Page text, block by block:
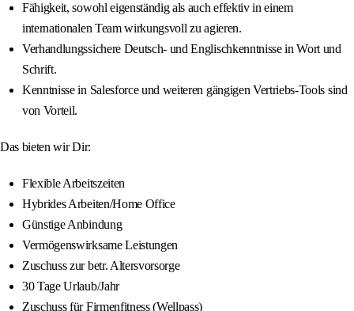
Fähigkeit, sowohl eigenständig als auch effektiv in einem
internationalen Team wirkungsvoll zu agieren.
Verhandlungssichere Deutsch- und Englischkenntnisse in Wort und
Schrift.
Kenntnisse in Salesforce und weiteren gängigen Vertriebs-Tools sind
von Vorteil.
Das bieten wir Dir:
Flexible Arbeitszeiten
Hybrides Arbeiten/Home Office
Günstige Anbindung
Vermögenswirksame Leistungen
Zuschuss zur betr. Altersvorsorge
30 Tage Urlaub/Jahr
Zuschuss für Firmenfitness (Wellpass)